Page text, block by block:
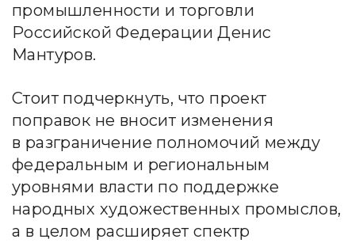
промышленности и торговли
Российской Федерации Денис
Мантуров.
Стоит подчеркнуть, что проект
поправок не вносит изменения
в разграничение полномочий между
федеральным и региональным
уровнями власти по поддержке
народных художественных промыслов,
а в целом расширяет спектр